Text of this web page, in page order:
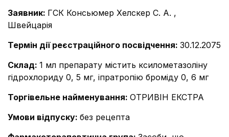
Заявник: ГСК Консьюмер Хелскер С. А. ,
Швейцарія
Термін дії реєстраційного посвідчення: 30.12.2075
Склад: 1 мл препарату містить ксилометазоліну
гідрохлориду 0, 5 мг, іпратропію броміду 0, 6 мг
Торгівельне найменування: ОТРИВІН ЕКСТРА
Умови відпуску: без рецепта